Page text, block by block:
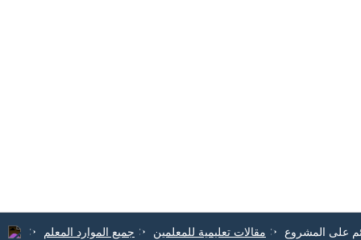
جميع الموارد المعلم مقالات تعليمية للمعلمين على المشروع